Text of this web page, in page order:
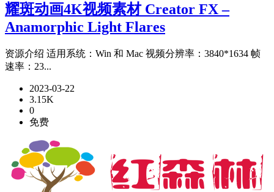
耀斑动画4K视频素材 Creator FX –
Anamorphic Light Flares
资源介绍 适用系统：Win 和 Mac 视频分辨率：3840*1634 帧
速率：23...
2023-03-22
3.15K
0
免费